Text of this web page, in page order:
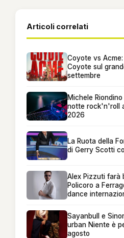
Articoli correlati
Coyote vs
Coyote sul
settembre
Michele
notte rock'n'roll
2026
La Ruota della
di Gerry Scotti
Alex Pizzuti farà
Policoro a
dance
Sayanbull e
urban Niente è
agosto